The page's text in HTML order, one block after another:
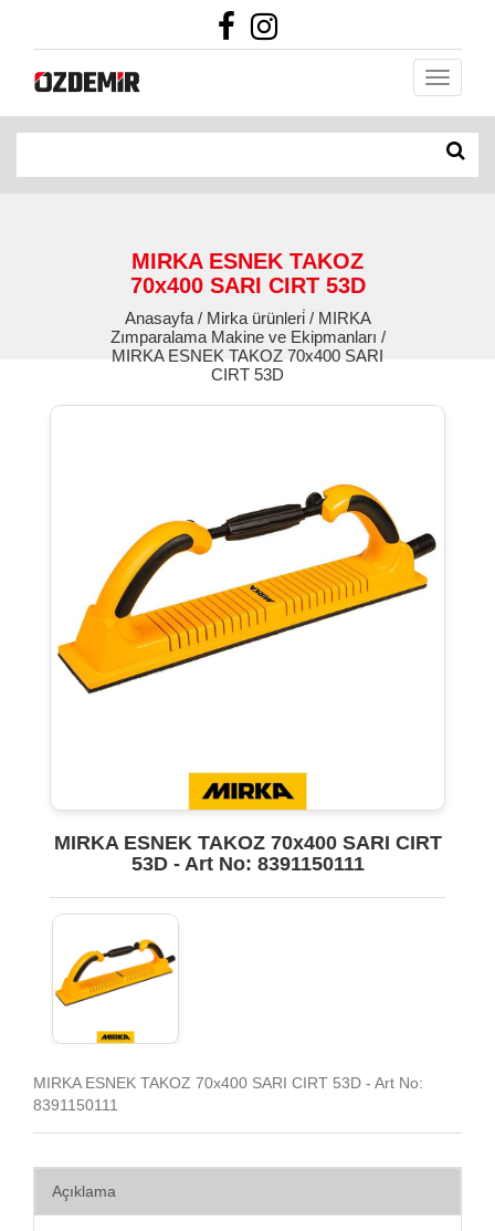
MIRKA ESNEK TAKOZ
70x400 SARI CIRT 53D
Anasayfa / Mirka ürünleri̇ / MIRKA
Zımparalama Makine ve Ekipmanları /
MIRKA ESNEK TAKOZ 70x400 SARI
CIRT 53D
MIRKA ESNEK TAKOZ 70x400 SARI CIRT
53D - Art No: 8391150111
MIRKA ESNEK TAKOZ 70x400 SARI CIRT 53D - Art No:
8391150111
Açıklama